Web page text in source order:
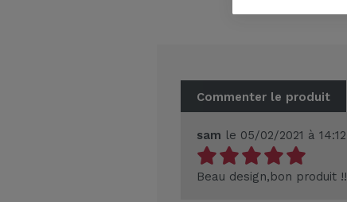
Commenter le produit
sam le 05/02/2021 à 14:12
Beau design,bon produit !!